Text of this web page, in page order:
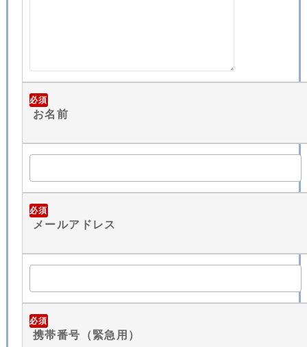
必須
お名前
必須
メールアドレス
必須
携帯番号（緊急用）